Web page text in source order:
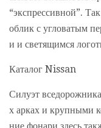
“экспрессивной”.
облик с угловатым
и и светящимся
Каталог Nissan
Силуэт
х арках и крупными